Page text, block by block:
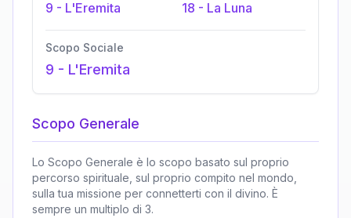
9 - L'Eremita 18 - La Luna
Scopo Sociale
9 - L'Eremita
Scopo Generale
Lo Scopo Generale è lo scopo basato sul proprio
percorso spirituale, sul proprio compito nel mondo,
sulla tua missione per connetterti con il divino. È
sempre un multiplo di 3.